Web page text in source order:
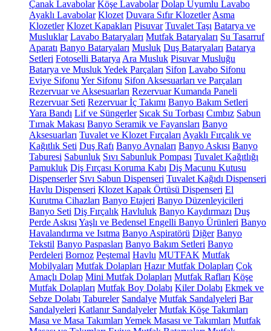
Çanak Lavabolar Köşe Lavabolar Dolap Uyumlu Lavabo
Ayaklı Lavabolar Klozet Duvara Sıfır Klozetler Asma
Klozetler Klozet Kapakları Pisuvar Tuvalet Taşı Batarya ve
Musluklar Lavabo Bataryaları Mutfak Bataryaları Su Tasarruf
Aparatı Banyo Bataryaları Musluk Duş Bataryaları Batarya
Setleri Fotoselli Batarya Ara Musluk Pisuvar Musluğu
Batarya ve Musluk Yedek Parçaları Sifon Lavabo Sifonu
Eviye Sifonu Yer Sifonu Sifon Aksesuarları ve Parçaları
Rezervuar ve Aksesuarları Rezervuar Kumanda Paneli
Rezervuar Seti Rezervuar İç Takımı Banyo Bakım Setleri
Yara Bandı Lif ve Süngerler Sıcak Su Torbası Cımbız Sabun
Tırnak Makası Banyo Seramik ve Fayansları Banyo
Aksesuarları Tuvalet ve Klozet Fırçaları Ayaklı Fırçalık ve
Kağıtlık Seti Duş Rafı Banyo Aynaları Banyo Askısı Banyo
Taburesi Sabunluk Sıvı Sabunluk Pompası Tuvalet Kağıtlığı
Pamukluk Diş Fırçası Koruma Kabı Diş Macunu Kutusu
Dispenserler Sıvı Sabun Dispenseri Tuvalet Kağıdı Dispenseri
Havlu Dispenseri Klozet Kapak Örtüsü Dispenseri El
Kurutma Cihazları Banyo Etajeri Banyo Düzenleyicileri
Banyo Seti Diş Fırçalık Havluluk Banyo Kaydırmazı Duş
Perde Askısı Yaşlı ve Bedensel Engelli Banyo Ürünleri Banyo
Havalandırma ve Isıtma Banyo Aspiratörü Diğer Banyo
Tekstil Banyo Paspasları Banyo Bakım Setleri Banyo
Perdeleri Bornoz Peştemal Havlu MUTFAK Mutfak
Mobilyaları Mutfak Dolapları Hazır Mutfak Dolapları Çok
Amaçlı Dolap Mini Mutfak Dolapları Mutfak Rafları Köşe
Mutfak Dolapları Mutfak Boy Dolabı Kiler Dolabı Ekmek ve
Sebze Dolabı Tabureler Sandalye Mutfak Sandalyeleri Bar
Sandalyeleri Katlanır Sandalyeler Mutfak Köşe Takımları
Masa ve Masa Takımları Yemek Masası ve Takımları Mutfak